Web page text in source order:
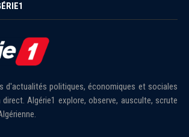
d'actualités politiques, économiques et sociales
Algérie1 explore, observe, ausculte, scrute